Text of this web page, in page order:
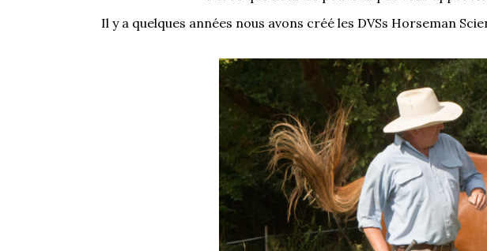
Il y a quelques années nous avons créé les DVSs Horseman